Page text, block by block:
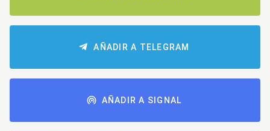
AÑADIR A TELEGRAM
AÑADIR A SIGNAL